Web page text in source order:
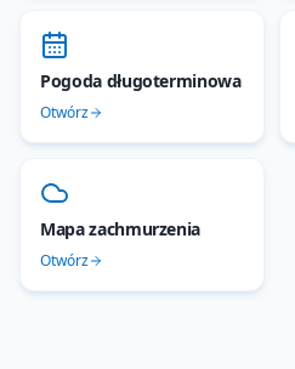
Pogoda długoterminowa
Otwórz
Mapa zachmurzenia
Otwórz